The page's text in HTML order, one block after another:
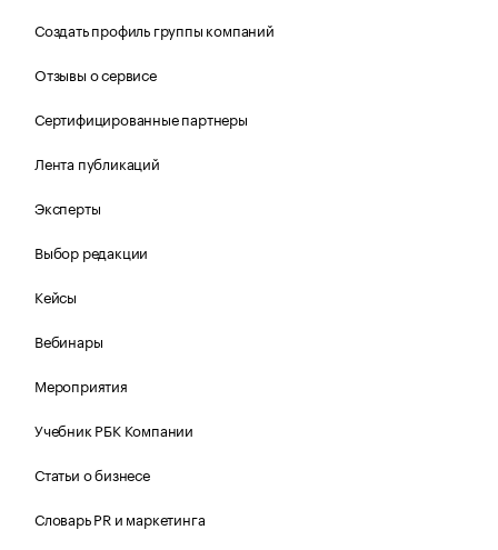
Создать профиль группы компаний
Отзывы о сервисе
Сертифицированные партнеры
Лента публикаций
Эксперты
Выбор редакции
Кейсы
Вебинары
Мероприятия
Учебник РБК Компании
Статьи о бизнесе
Словарь PR и маркетинга